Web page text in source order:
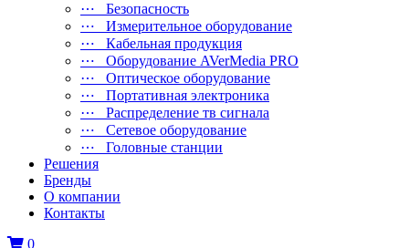
⋯ Безопасность
⋯ Измерительное оборудование
⋯ Кабельная продукция
⋯ Оборудование AVerMedia PRO
⋯ Оптическое оборудование
⋯ Портативная электроника
⋯ Распределение тв сигнала
⋯ Сетевое оборудование
⋯ Головные станции
Решения
Бренды
О компании
Контакты
0